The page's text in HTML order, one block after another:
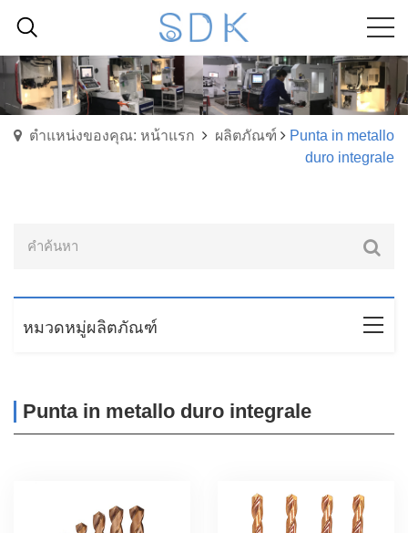
ตำแหน่งของคุณ: หน้าแรก ผลิตภัณฑ์
Punta in metallo
duro integrale
หมวดหมู่ผลิตภัณฑ์
Punta in metallo duro integrale